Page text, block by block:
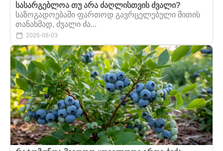
სასარგებლოა თუ არა ძაღლისთვის ძვალი?
საზოგადოებაში ფართოდ გავრცელებული მითის
თანახმად, ძვალი ძა...
2026-08-03